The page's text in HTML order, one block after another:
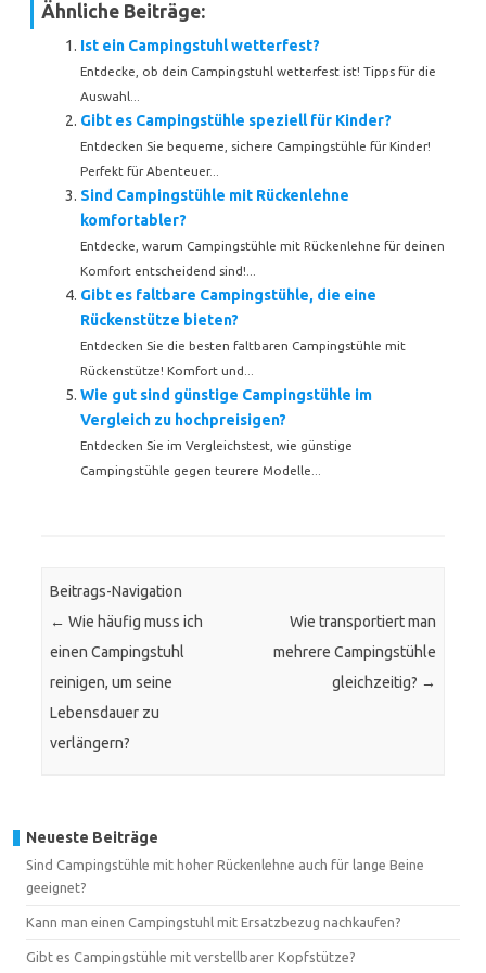
Ähnliche Beiträge:
Ist ein Campingstuhl wetterfest?
Entdecke, ob dein Campingstuhl wetterfest ist! Tipps für die
Auswahl...
Gibt es Campingstühle speziell für Kinder?
Entdecken Sie bequeme, sichere Campingstühle für Kinder!
Perfekt für Abenteuer...
Sind Campingstühle mit Rückenlehne
komfortabler?
Entdecke, warum Campingstühle mit Rückenlehne für deinen
Komfort entscheidend sind!...
Gibt es faltbare Campingstühle, die eine
Rückenstütze bieten?
Entdecken Sie die besten faltbaren Campingstühle mit
Rückenstütze! Komfort und...
Wie gut sind günstige Campingstühle im
Vergleich zu hochpreisigen?
Entdecken Sie im Vergleichstest, wie günstige
Campingstühle gegen teurere Modelle...
Beitrags-Navigation
← Wie häufig muss ich
einen Campingstuhl
reinigen, um seine
Lebensdauer zu
verlängern?
Wie transportiert man
mehrere Campingstühle
gleichzeitig? →
Neueste Beiträge
Sind Campingstühle mit hoher Rückenlehne auch für lange Beine
geeignet?
Kann man einen Campingstuhl mit Ersatzbezug nachkaufen?
Gibt es Campingstühle mit verstellbarer Kopfstütze?